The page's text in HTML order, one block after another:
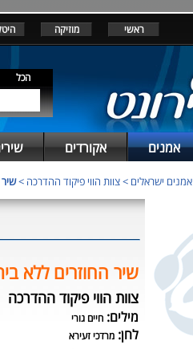
ראשי מוזיקה
הכל
אמנים אקורדים
אמנים ישראלים >צוות הווי פיקוד ההדרכה >
שיר החוזרים ללא
צוות הווי פיקוד ההדרכה
מילים: חיים גורי
לחן: מרדכי זעירא